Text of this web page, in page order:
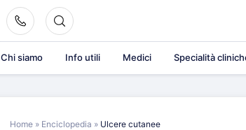
Chi siamo Info utili Medici Specialità
Home » Enciclopedia » Ulcere cutanee